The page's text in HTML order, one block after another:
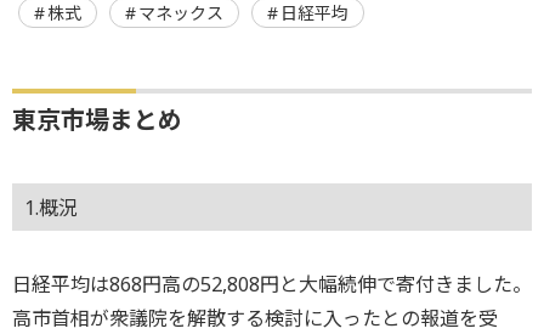
株式 マネックス 日経平均
東京市場まとめ
1.概況
日経平均は868円高の52,808円と大幅続伸で寄付きました。
高市首相が衆議院を解散する検討に入ったとの報道を受